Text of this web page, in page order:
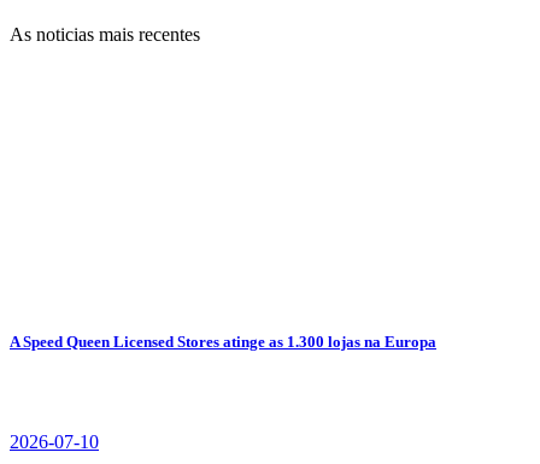
As noticias mais recentes
A Speed Queen Licensed Stores atinge as 1.300 lojas na Europa
2026-07-10